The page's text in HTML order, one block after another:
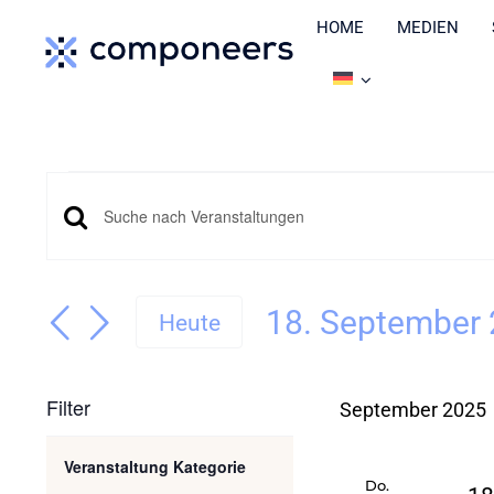
Inhalt
HOME MEDIEN
Veranstaltungen
Veranstaltungen
und
Navigation
Bitte
eingeben.
nach
Heute 18. September
wählen.
Filter
Wenn
Veranstaltung Kategorie
September 2025
Do.